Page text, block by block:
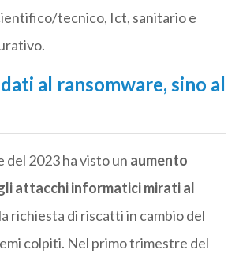
tecnico, Ict, sanitario e
al ransomware, sino al
2023 ha visto un aumento
attacchi informatici mirati al
richiesta di riscatti in cambio del
colpiti. Nel primo trimestre del